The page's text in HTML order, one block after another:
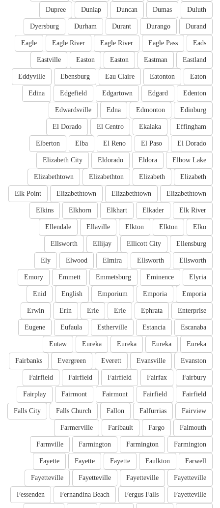
Duluth
Dumas
Duncan
Dunlap
Dupree
Durand
Durango
Durant
Durham
Dyersburg
Eads
Eagle Pass
Eagle River
Eagle River
Eagle
Eastland
Eastman
Easton
Easton
Eastville
Eaton
Eatonton
Eau Claire
Ebensburg
Eddyville
Edenton
Edgard
Edgartown
Edgefield
Edina
Edinburg
Edmonton
Edna
Edwardsville
Effingham
Ekalaka
El Centro
El Dorado
El Dorado
El Paso
El Reno
Elba
Elberton
Elbow Lake
Eldora
Eldorado
Elizabeth City
Elizabeth
Elizabeth
Elizabethton
Elizabethtown
Elizabethtown
Elizabethtown
Elizabethtown
Elk Point
Elk River
Elkader
Elkhart
Elkhorn
Elkins
Elko
Elkton
Elkton
Ellaville
Ellendale
Ellensburg
Ellicott City
Ellijay
Ellsworth
Ellsworth
Ellsworth
Elmira
Elwood
Ely
Elyria
Eminence
Emmetsburg
Emmett
Emory
Emporia
Emporia
Emporium
English
Enid
Enterprise
Ephrata
Erie
Erie
Erin
Erwin
Escanaba
Estancia
Estherville
Eufaula
Eugene
Eureka
Eureka
Eureka
Eureka
Eutaw
Evanston
Evansville
Everett
Evergreen
Fairbanks
Fairbury
Fairfax
Fairfield
Fairfield
Fairfield
Fairfield
Fairfield
Fairmont
Fairmont
Fairplay
Fairview
Falfurrias
Fallon
Falls Church
Falls City
Falmouth
Fargo
Faribault
Farmerville
Farmington
Farmington
Farmington
Farmville
Farwell
Faulkton
Fayette
Fayette
Fayette
Fayetteville
Fayetteville
Fayetteville
Fayetteville
Fayetteville
Fergus Falls
Fernandina Beach
Fessenden